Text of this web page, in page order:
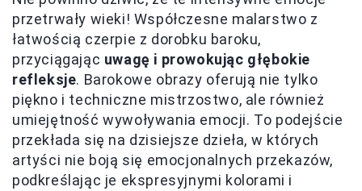
przetrwały wieki! Współczesne malarstwo z
łatwością czerpie z dorobku baroku,
przyciągając uwagę i prowokując głębokie
refleksje. Barokowe obrazy oferują nie tylko
piękno i techniczne mistrzostwo, ale również
umiejętność wywoływania emocji. To podejście
przekłada się na dzisiejsze dzieła, w których
artyści nie boją się emocjonalnych przekazów,
podkreślając je ekspresyjnymi kolorami i